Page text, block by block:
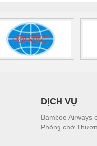
DỊCH VỤ
Bamboo Airways
Phòng chờ